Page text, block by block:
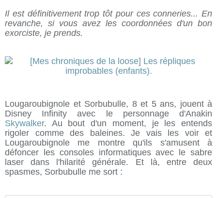
Il est définitivement trop tôt pour ces conneries... En
revanche, si vous avez les coordonnées d'un bon
exorciste, je prends.
Lougaroubignole et Sorbubulle, 8 et 5 ans, jouent à
Disney Infinity avec le personnage d'Anakin
Skywalker. Au bout d'un moment, je les entends
rigoler comme des baleines. Je vais les voir et
Lougaroubignole me montre qu'ils s'amusent à
défoncer les consoles informatiques avec le sabre
laser dans l'hilarité générale. Et là, entre deux
spasmes, Sorbubulle me sort :